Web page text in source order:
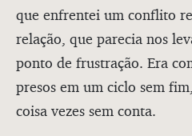
que enfrentei um conflito
relação, que parecia nos
ponto de frustração. Era
presos em um ciclo sem
coisa vezes sem conta.